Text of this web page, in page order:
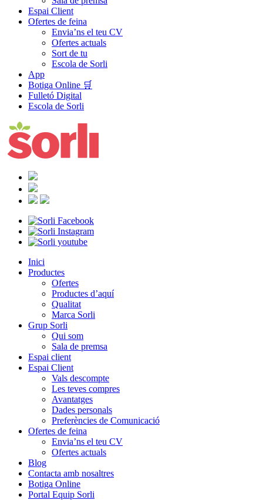
Espai Client
Ofertes de feina
Envia’ns el teu CV
Ofertes actuals
Sort de tu
Escola de Sorli
App
Botiga Online 🛒
Fulletó Digital
Escola de Sorli
Inici
Productes
Ofertes
Productes d’aquí
Qualitat
Marca Sorli
Grup Sorli
Qui som
Sala de premsa
Espai client
Espai Client
Vals descompte
Les teves compres
Avantatges
Dades personals
Preferències de Comunicació
Ofertes de feina
Envia’ns el teu CV
Ofertes actuals
Blog
Contacta amb nosaltres
Botiga Online
Portal Equip Sorli